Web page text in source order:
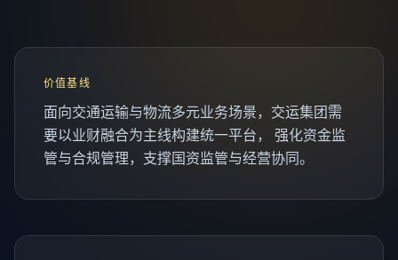
价值基线
面向交通运输与物流多元业务场景，交运集团需
要以业财融合为主线构建统一平台， 强化资金监
管与合规管理，支撑国资监管与经营协同。